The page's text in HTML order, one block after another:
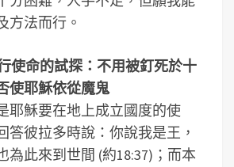
方法而行。
使命的試探：不用被釘死於十
使耶穌依從魔鬼
耶穌要在地上成立國度的使
答彼拉多時說：你說我是王，
為此來到世間 (約18:37)；而本